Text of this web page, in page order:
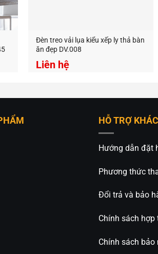
Đèn treo vải lụa kiểu xếp ly thả bàn
ăn đẹp DV.008
Liên hệ
HỖ TRỢ
Hướng dẫn đặt
Phương thức
Đổi trả và bảo
Chính sách hợp
Chính sách